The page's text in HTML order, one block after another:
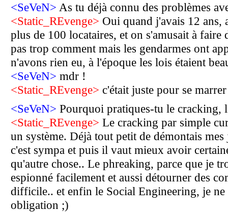
<SeVeN> As tu déjà connu des problèmes
<Static_REvenge> Oui quand j'avais 12 ans,
plus de 100 locataires, et on s'amusait à
pas trop comment mais les gendarmes ont
n'avons rien eu, à l'époque les lois étaient
<SeVeN> mdr !
<Static_REvenge> c'était juste pour se
<SeVeN> Pourquoi pratiques-tu le cracking,
<Static_REvenge> Le cracking par simple
un système. Déjà tout petit de démontais
c'est sympa et puis il vaut mieux avoir
qu'autre chose.. Le phreaking, parce que je
espionné facilement et aussi détourner des
difficile.. et enfin le Social Engineering, je ne
obligation ;)